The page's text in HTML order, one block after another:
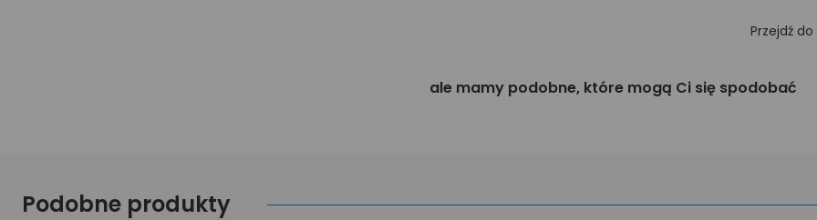
Przejdź do
ale mamy podobne, które mogą Ci się spodobać
Podobne produkty